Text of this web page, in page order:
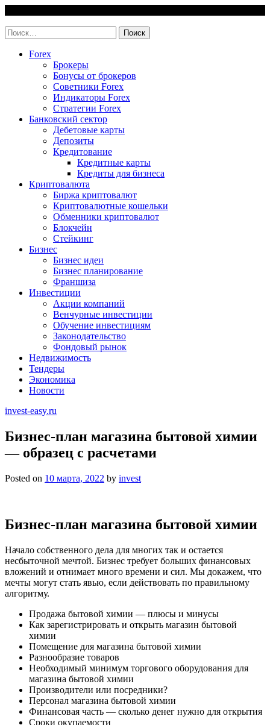
content
Найти:
Forex
Брокеры
Бонусы от брокеров
Советники Forex
Индикаторы Forex
Стратегии Forex
Банковский сектор
Дебетовые карты
Депозиты
Кредитование
Кредитные карты
Кредиты для бизнеса
Криптовалюта
Биржа криптовалют
Криптовалютные кошельки
Обменники криптовалют
Блокчейн
Стейкинг
Бизнес
Бизнес идеи
Бизнес планирование
Франшиза
Инвестиции
Акции компаний
Венчурные инвестиции
Обучение инвестициям
Законодательство
Фондовый рынок
Недвижимость
Тендеры
Экономика
Новости
invest-easy.ru
Бизнес-план магазина бытовой химии
— образец с расчетами
Posted on 10 марта, 2022 by invest
Бизнес-план магазина бытовой химии
Начало собственного дела для многих так и остается
несбыточной мечтой. Бизнес требует больших финансовых
вложений и отнимает много времени и сил. Мы докажем, что
мечты могут стать явью, если действовать по правильному
алгоритму.
Продажа бытовой химии — плюсы и минусы
Как зарегистрировать и открыть магазин бытовой
химии
Помещение для магазина бытовой химии
Разнообразие товаров
Необходимый минимум торгового оборудования для
магазина бытовой химии
Производители или посредники?
Персонал магазина бытовой химии
Финансовая часть — сколько денег нужно для открытия
Сроки окупаемости